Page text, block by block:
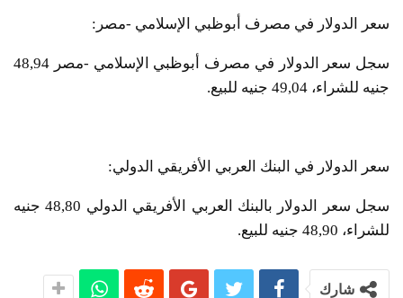
سعر الدولار في مصرف أبوظبي الإسلامي -مصر:
سجل سعر الدولار في مصرف أبوظبي الإسلامي -مصر 48,94
جنيه للشراء، 49,04 جنيه للبيع.
سعر الدولار في البنك العربي الأفريقي الدولي:
سجل سعر الدولار بالبنك العربي الأفريقي الدولي 48,80 جنيه
للشراء، 48,90 جنيه للبيع.
شارك